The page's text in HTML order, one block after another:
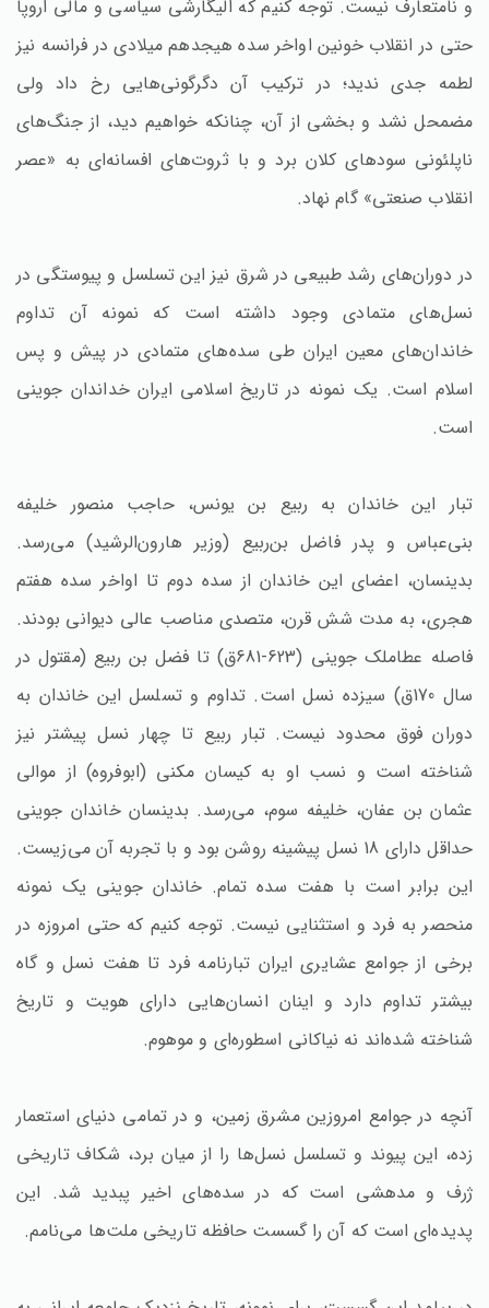
و نامتعارف نیست. توجه کنیم که الیگارشی سیاسی و مالی اروپا
حتی در انقلاب خونین اواخر سده هیجدهم میلادی در فرانسه نیز
لطمه جدی ندید؛ در ترکیب آن دگرگونی‌هایی رخ داد ولی
مضمحل نشد و بخشی از آن، چنانکه خواهیم دید، از جنگ‌های
ناپلئونی سودهای کلان برد و با ثروت‌های افسانه‌ای به «عصر
انقلاب صنعتی» گام نهاد.
در دوران‌های رشد طبیعی در شرق نیز این تسلسل و پیوستگی در
نسل‌های متمادی وجود داشته است که نمونه آن تداوم
خاندان‌های معین ایران طی سده‌های متمادی در پیش و پس
اسلام است. یک نمونه در تاریخ اسلامی ایران خداندان جوینی
است.
تبار این خاندان به ربیع بن یونس، حاجب منصور خلیفه
بنی‌عباس و پدر فاضل بن‌ربیع (وزیر هارون‌الرشید) می‌رسد.
بدینسان، اعضای این خاندان از سده دوم تا اواخر سده هفتم
هجری، به مدت شش قرن، متصدی مناصب عالی دیوانی بودند.
فاصله عطاملک جوینی (623-681ق) تا فضل بن ربیع (مقتول در
سال 170ق) سیزده نسل است. تداوم و تسلسل این خاندان به
دوران فوق محدود نیست. تبار ربیع تا چهار نسل پیشتر نیز
شناخته است و نسب او به کیسان مکنی (ابوفروه) از موالی
عثمان بن عفان، خلیفه سوم، می‌رسد. بدینسان خاندان جوینی
حداقل دارای 18 نسل پیشینه روشن بود و با تجربه آن می‌زیست.
این برابر است با هفت سده تمام. خاندان جوینی یک نمونه
منحصر به فرد و استثنایی نیست. توجه کنیم که حتی امروزه در
برخی از جوامع عشایری ایران تبارنامه فرد تا هفت نسل و گاه
بیشتر تداوم دارد و اینان انسان‌هایی دارای هویت و تاریخ
شناخته شده‌اند نه نیاکانی اسطوره‌ای و موهوم.
آنچه در جوامع امروزین مشرق زمین، و در تمامی دنیای استعمار
زده، این پیوند و تسلسل نسل‌ها را از میان برد، شکاف تاریخی
ژرف و مدهشی است که در سده‌های اخیر پبدید شد. این
پدیده‌ای است که آن را گسست حافظه تاریخی ملت‌ها می‌نامم.